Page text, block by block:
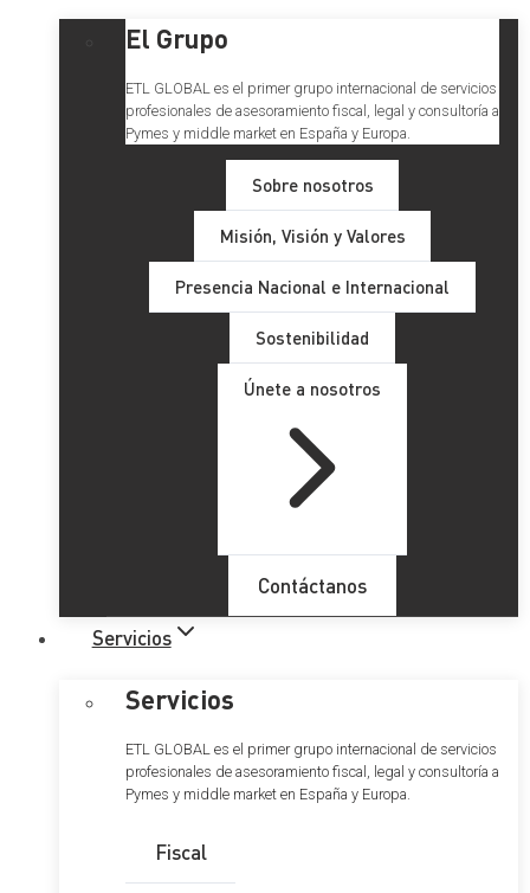
El Grupo
ETL GLOBAL es el primer grupo internacional de servicios
profesionales de asesoramiento fiscal, legal y consultoría a
Pymes y middle market en España y Europa.
Sobre nosotros
Misión, Visión y Valores
Presencia Nacional e Internacional
Sostenibilidad
Únete a nosotros
Contáctanos
Servicios
Servicios
ETL GLOBAL es el primer grupo internacional de servicios
profesionales de asesoramiento fiscal, legal y consultoría a
Pymes y middle market en España y Europa.
Fiscal